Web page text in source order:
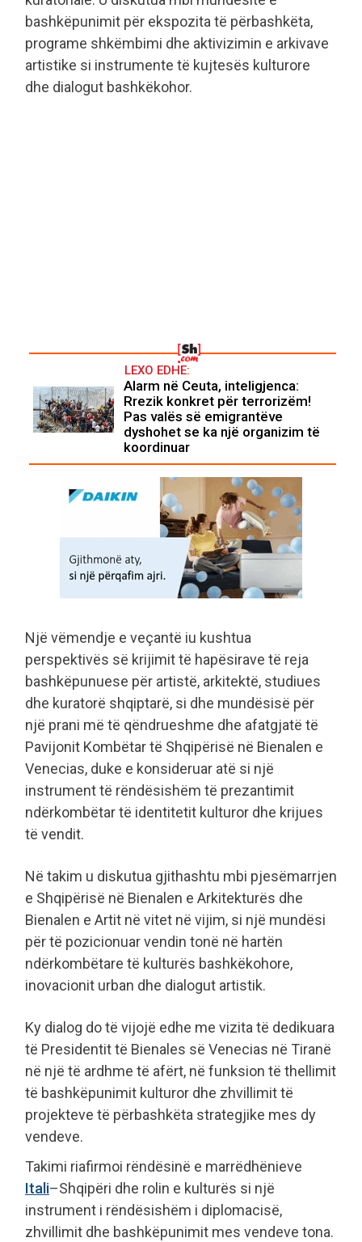
bashkëpunimit për ekspozita të përbashkëta,
programe shkëmbimi dhe aktivizimin e arkivave
artistike si instrumente të kujtesës kulturore
dhe dialogut bashkëkohor.
LEXO EDHE:
Alarm në Ceuta, inteligjenca:
Rrezik konkret për terrorizëm!
Pas valës së emigrantëve
dyshohet se ka një organizim të
koordinuar
Një vëmendje e veçantë iu kushtua
perspektivës së krijimit të hapësirave të reja
bashkëpunuese për artistë, arkitektë, studiues
dhe kuratorë shqiptarë, si dhe mundësisë për
një prani më të qëndrueshme dhe afatgjatë të
Pavijonit Kombëtar të Shqipërisë në Bienalen e
Venecias, duke e konsideruar atë si një
instrument të rëndësishëm të prezantimit
ndërkombëtar të identitetit kulturor dhe krijues
të vendit.
Në takim u diskutua gjithashtu mbi pjesëmarrjen
e Shqipërisë në Bienalen e Arkitekturës dhe
Bienalen e Artit në vitet në vijim, si një mundësi
për të pozicionuar vendin tonë në hartën
ndërkombëtare të kulturës bashkëkohore,
inovacionit urban dhe dialogut artistik.
Ky dialog do të vijojë edhe me vizita të dedikuara
të Presidentit të Bienales së Venecias në Tiranë
në një të ardhme të afërt, në funksion të thellimit
të bashkëpunimit kulturor dhe zhvillimit të
projekteve të përbashkëta strategjike mes dy
vendeve.
Takimi riafirmoi rëndësinë e marrëdhënieve
Itali–Shqipëri dhe rolin e kulturës si një
instrument i rëndësishëm i diplomacisë,
zhvillimit dhe bashkëpunimit mes vendeve tona.